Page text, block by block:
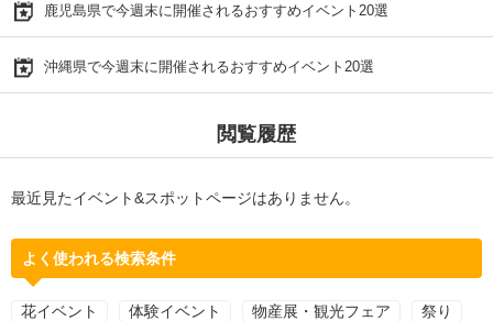
鹿児島県で今週末に開催されるおすすめイベント20選
沖縄県で今週末に開催されるおすすめイベント20選
閲覧履歴
最近見たイベント&スポットページはありません。
よく使われる検索条件
花イベント 体験イベント 物産展・観光フェア 祭り